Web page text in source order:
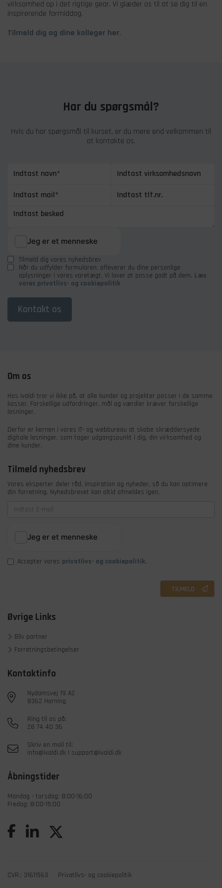
virksomhed op i det rigtige gear. Vi glæder os til at se dig til en
inspirerende formiddag.
Tilmeld dig og dine kolleger her.
Har du spørgsmål?
Hvis du har spørgsmål til kurset, er du mere end velkommen til
at kontakte os.
Indtast besked
Tilmeld dig vores nyhedsbrev
Når du udfylder formularen, afleverer du dine personlige
oplysninger i vores varetægt. Vi lover at passe godt på dem. Læs
vores privatlivs- og cookiepolitik
Kontakt os
Om os
Hos Ivaldi tror vi ikke på, at alle kunder og projekter passer i de samme
kasser. Forskellige udfordringer, mål og værdier kræver forskellige
løsninger.
Derfor er kernen i vores IT- og webbureau at skabe skræddersyede
digitale løsninger, som tager udgangspunkt i dig, din virksomhed og
dine kunder.
Tilmeld nyhedsbrev
Vores eksperter deler råd, inspiration og nyheder, så du kan optimere
din forretning. Nyhedsbrevet kan altid afmeldes igen.
Accepter vores privatlivs- og cookiepolitik.
TILMELD
Øvrige Links
Bliv partner
Forretningsbetingelser
Kontaktinfo
Nydamsvej 19 A2
8362 Hørning
Ring til os på:
28 74 40 36
Skriv en mail til:
info@ivaldi.dk | support@ivaldi.dk
Åbningstider
Mandag - torsdag: 8:00-16:00
Fredag: 8:00-15:00
CVR.: 31611563 Privatlivs- og cookiepolitik